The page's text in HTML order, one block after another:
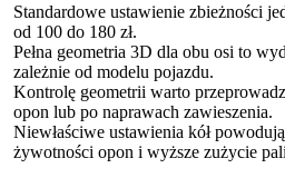
Standardowe ustawienie zbieżności
od 100 do 180 zł.
Pełna geometria 3D dla obu osi to
zależnie od modelu pojazdu.
Kontrolę geometrii warto
opon lub po naprawach zawieszenia.
Niewłaściwe ustawienia kół
żywotności opon i wyższe zużycie